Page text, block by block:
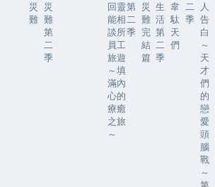
災
難
災
難
第
二
季
回靈
能相
談所
員工
旅遊
～填
滿內
心的
療癒
之旅
～
第
二
季
災
難
完
結
篇
生
活
第
二
季
韋
駄
天
們
二
季
人
告
白
～
天
才
們
的
戀
愛
頭
腦
戰
～